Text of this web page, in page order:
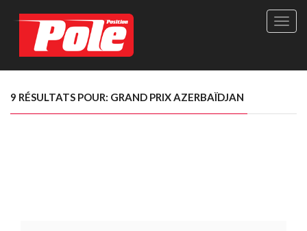
Site
Le
9 RÉSULTATS POUR: GRAND PRIX AZERBAÏDJAN